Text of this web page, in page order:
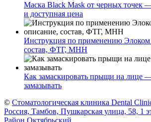
Маска Black Mask от черных точек
и доступная цена
Инструкция по применению Элоком
состав, ФТГ, МНН
Как замаскировать прыщи на лице
замазывать
© Стоматологическая клиника Dental
Россия, Тамбов, Пушкарская улица, 58, 1